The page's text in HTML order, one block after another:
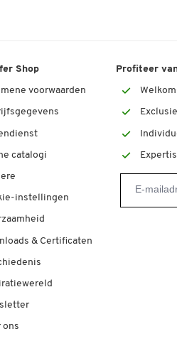
Shop
voorwaarden
catalogi
instellingen
& Certificaten
ons
Profiteer